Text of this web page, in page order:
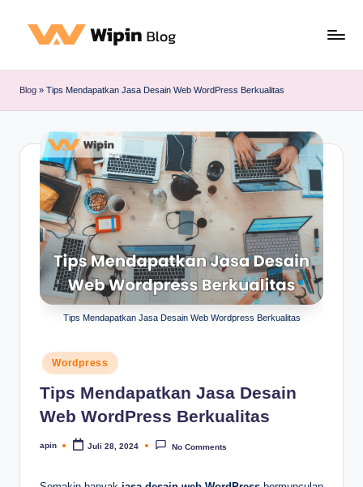
Blog » Tips Mendapatkan Jasa Desain Web WordPress Berkualitas
Tips Mendapatkan Jasa Desain Web Wordpress Berkualitas
Posted
in
Wordpress
Tips Mendapatkan Jasa Desain
Web WordPress Berkualitas
Posted
apin Juli 28, 2024 No Comments